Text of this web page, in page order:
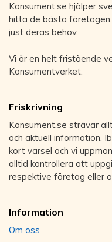
Konsument.se hjälper
hitta de bästa
just deras behov.
Vi är en helt fristående
Konsumentverket.
Friskrivning
Konsument.se strävar
och aktuell information.
kort varsel och vi
alltid kontrollera att
respektive företag eller
Information
Om oss